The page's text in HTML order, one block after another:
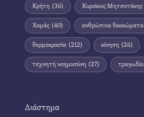
Κρήτη (36) Κυριάκος Μητσοτάκης
Χαμάς (40) ανθρώπινα δικαιώματα
θερμοκρασία (212) κίνηση (26)
τεχνητή νοημοσύνη (27) τραγωδία
Διάστημα